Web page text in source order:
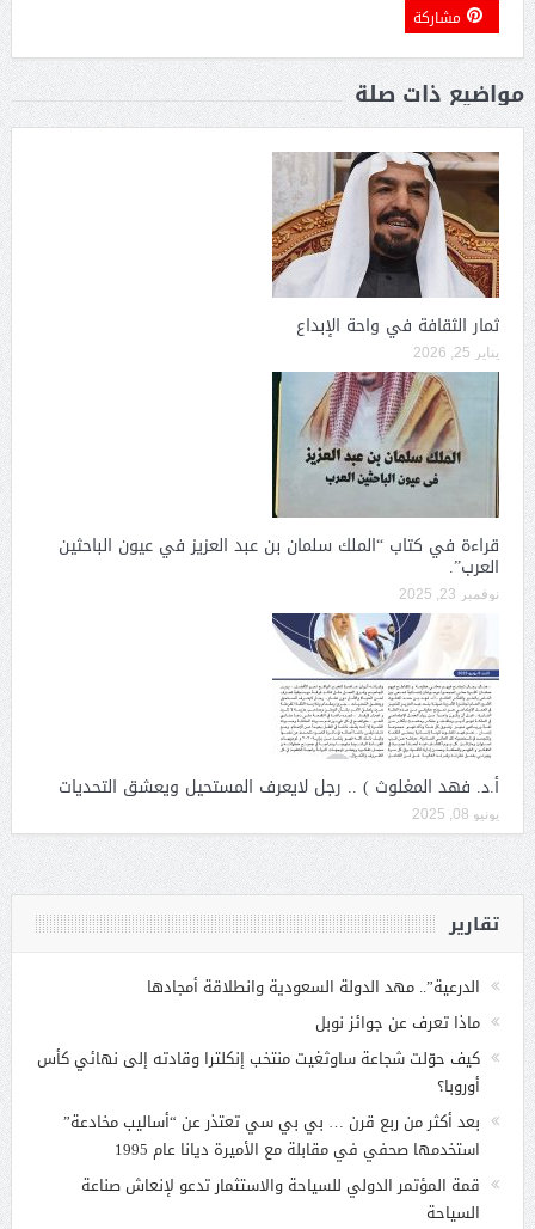
مشاركة
مواضيع ذات صلة
ثمار الثقافة في واحة الإبداع
يناير 25, 2026
قراءة في كتاب “الملك سلمان بن عبد العزيز في عيون الباحثين
العرب”.
نوفمبر 23, 2025
أ.د. فهد المغلوث ) .. رجل لايعرف المستحيل ويعشق التحديات
يونيو 08, 2025
تقارير
الدرعية”.. مهد الدولة السعودية وانطلاقة أمجادها
ماذا تعرف عن جوائز نوبل
كيف حوّلت شجاعة ساوثغيت منتخب إنكلترا وقادته إلى نهائي كأس
أوروبا؟
بعد أكثر من ربع قرن … بي بي سي تعتذر عن “أساليب مخادعة”
استخدمها صحفي في مقابلة مع الأميرة ديانا عام 1995
قمة المؤتمر الدولي للسياحة والاستثمار تدعو لإنعاش صناعة
السياحة